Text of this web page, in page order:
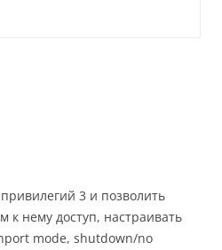
3 и позволить
нему доступ, настраивать
mode, shutdown/no